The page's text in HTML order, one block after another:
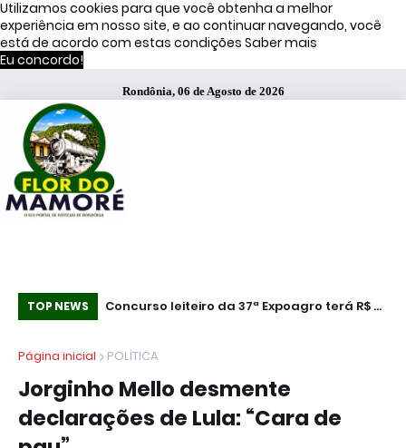
Utilizamos cookies para que você obtenha a melhor
experiência em nosso site, e ao continuar navegando, você
está de acordo com estas condições Saber mais
Eu concordo!
Rondônia, 06 de Agosto de 2026
TOP NEWS
negativa de
Concurso leiteiro da 37ª Expoagro terá R$ 25
Página inicial POLÍTICA
Jorginho Mello desmente
declarações de Lula: “Cara de